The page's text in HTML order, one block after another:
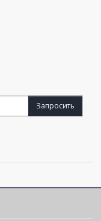
Запросить